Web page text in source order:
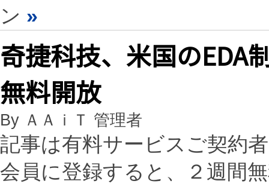
ン »
奇捷科技、米国のEDA
無料開放
By ＡＡｉＴ 管理者
記事は有料サービスご契約
会員に登録すると、２週間